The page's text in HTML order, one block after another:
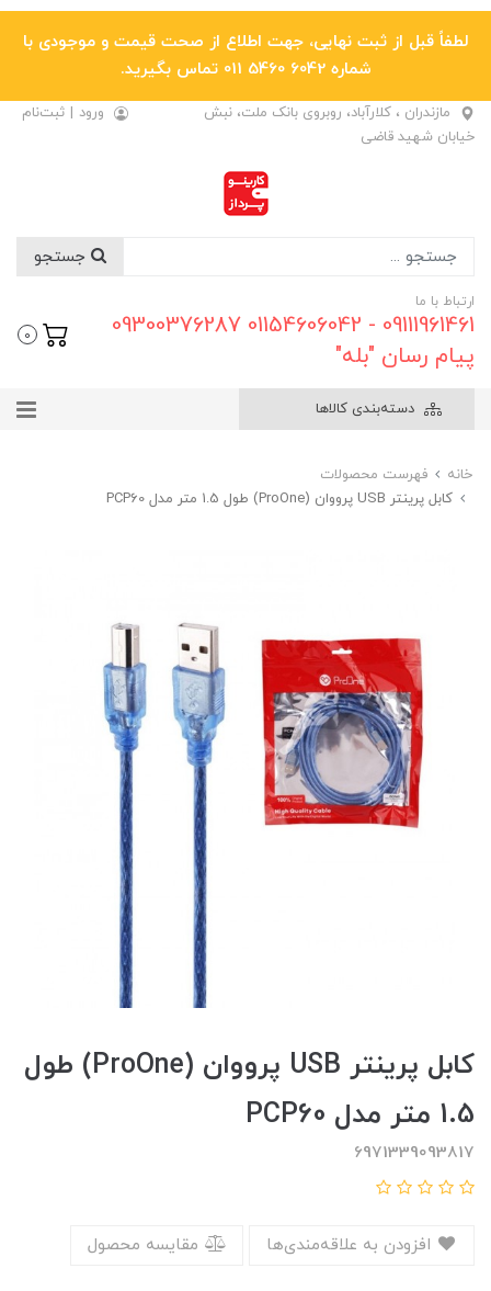
لطفاً قبل از ثبت نهایی، جهت اطلاع از صحت قیمت و موجودی با
شماره 6042 5460 011 تماس بگیرید.
مازندران ، کلارآباد، روبروی بانک ملت، نبش
خیابان شهید قاضی
ورود | ثبت‌نام
ارتباط با ما
09111961461 - 01154606042 09300376287
پیام رسان "بله"
0
دسته‌بندی کالاها
خانه
فهرست محصولات
کابل پرینتر USB پرووان (ProOne) طول 1.5 متر مدل PCP60
کابل پرینتر USB پرووان (ProOne) طول
1.5 متر مدل PCP60
6971339093817
مقایسه محصول